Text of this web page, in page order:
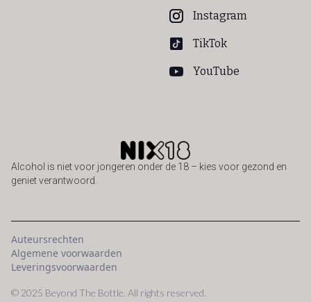
Instagram
TikTok
YouTube
Alcohol is niet voor jongeren onder de 18 – kies voor gezond en
geniet verantwoord.
© 2025 Beyond The Bottle. All rights reserved.
Auteursrechten
Algemene voorwaarden
Leveringsvoorwaarden